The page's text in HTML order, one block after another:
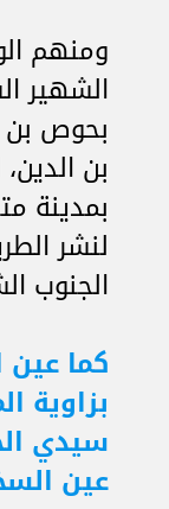
ومنهم
الشهير
بحوص بن
بن
بمدينة
لنشر
الجنوب
كما عين
بزاوية
سيدي
عين